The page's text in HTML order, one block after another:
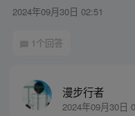
2024年09月30日 02:51
1个回答
漫步行者
2024年09月30日